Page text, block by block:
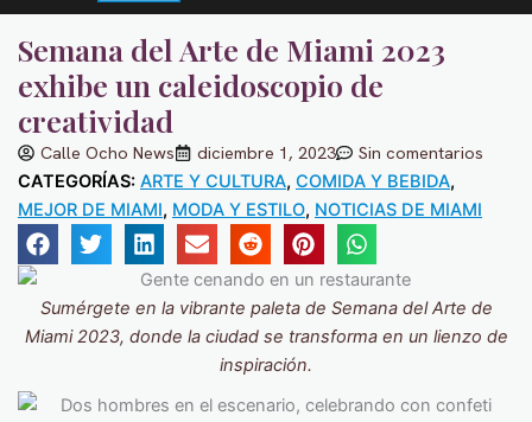
Semana del Arte de Miami 2023
exhibe un caleidoscopio de
creatividad
Calle Ocho News diciembre 1, 2023 Sin comentarios
CATEGORÍAS: ARTE Y CULTURA, COMIDA Y BEBIDA,
MEJOR DE MIAMI, MODA Y ESTILO, NOTICIAS DE MIAMI
Sumérgete en la vibrante paleta de Semana del Arte de
Miami2023, donde la ciudad se transforma en un lienzo de
inspiración.